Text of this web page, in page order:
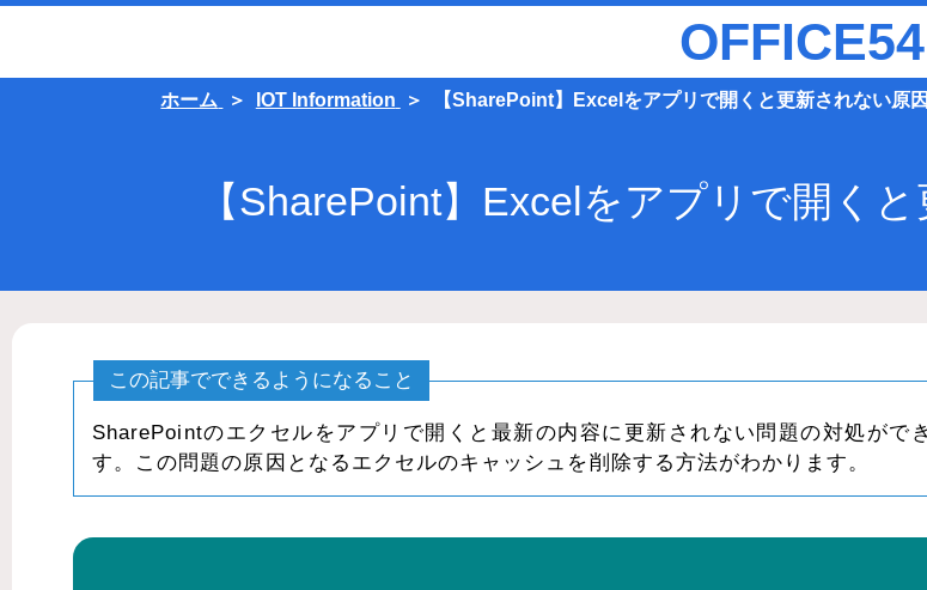
OFFICE54
ホーム IOT Information 【SharePoint】Excelをアプリで開くと更新されない原
【SharePoint】Excelをアプリで開く
この記事でできるようになること
SharePointのエクセルをアプリで開くと最新の内容に更新されない問題の対処がで
す。この問題の原因となるエクセルのキャッシュを削除する方法がわかります。